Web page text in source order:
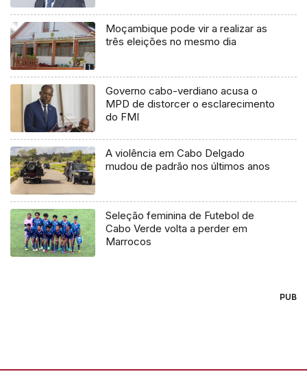
Moçambique pode vir a realizar as
três eleições no mesmo dia
Governo cabo-verdiano acusa o
MPD de distorcer o esclarecimento
do FMI
A violência em Cabo Delgado
mudou de padrão nos últimos anos
Seleção feminina de Futebol de
Cabo Verde volta a perder em
Marrocos
PUB